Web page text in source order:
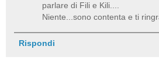
parlare di Fili e Kili....
Niente...sono contenta e ti
Rispondi